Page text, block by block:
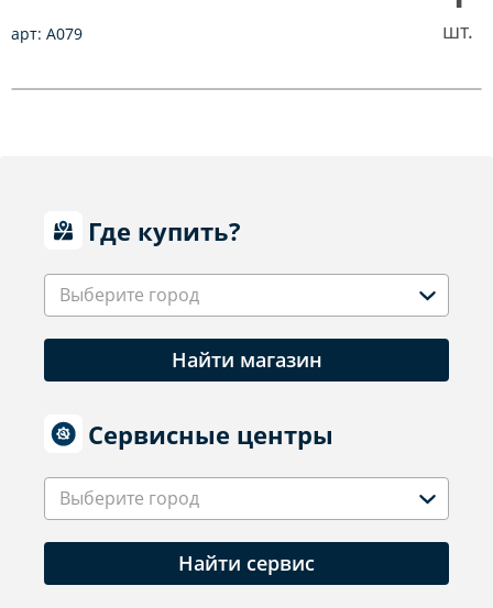
арт: A079 шт.
Где купить?
Выберите город
Найти магазин
Сервисные центры
Выберите город
Найти сервис